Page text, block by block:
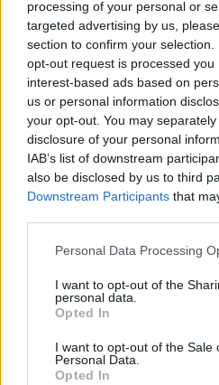
processing of your personal or
targeted advertising by us,
section to confirm your
opt-out request is processed you
interest-based ads based on
us or personal information
your opt-out. You may
disclosure of your personal
IAB’s list of downstream
also be disclosed by us to third
Downstream Participants that
Personal Data Processing
I want to opt-out of the
personal data.
Opted In
I want to opt-out of the Sale
Personal Data.
Opted In
D&D online:
LEGFRISSEBB VIDEÓNK